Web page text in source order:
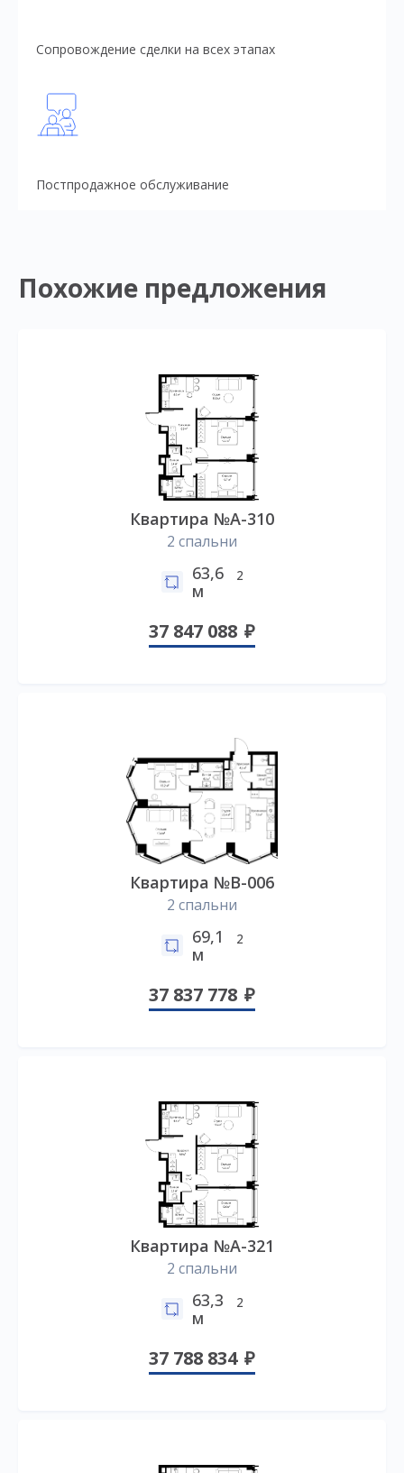
Сопровождение сделки на всех этапах
Постпродажное обслуживание
Похожие предложения
Квартира №А-310
2 спальни
63,6
м
2
37 847 088
Квартира №B-006
2 спальни
69,1
м
2
37 837 778
Квартира №А-321
2 спальни
63,3
м
2
37 788 834